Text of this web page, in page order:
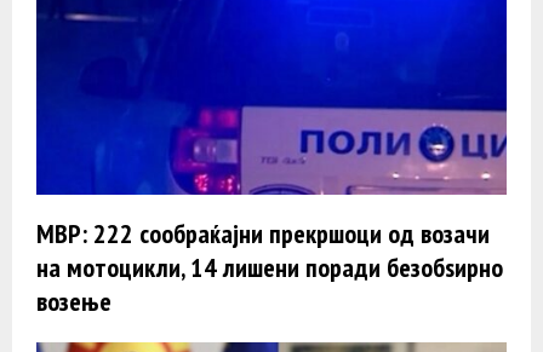
МВР: 222 сообраќајни прекршоци од возачи
на мотоцикли, 14 лишени поради безобѕирно
возење